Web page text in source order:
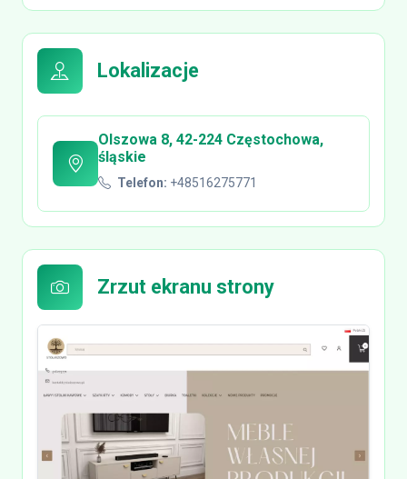
Lokalizacje
Olszowa 8, 42-224 Częstochowa,
śląskie
Telefon: +48516275771
Zrzut ekranu strony